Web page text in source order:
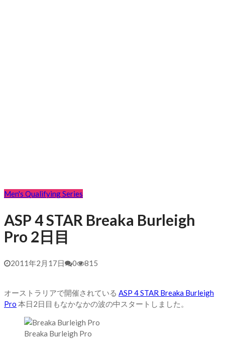
Men's Qualifying Series
ASP 4 STAR Breaka Burleigh
Pro 2日目
2011年2月17日 0 815
オーストラリアで開催されている ASP 4 STAR Breaka Burleigh
Pro 本日2日目もなかなかの波の中スタートしました。
Breaka Burleigh Pro